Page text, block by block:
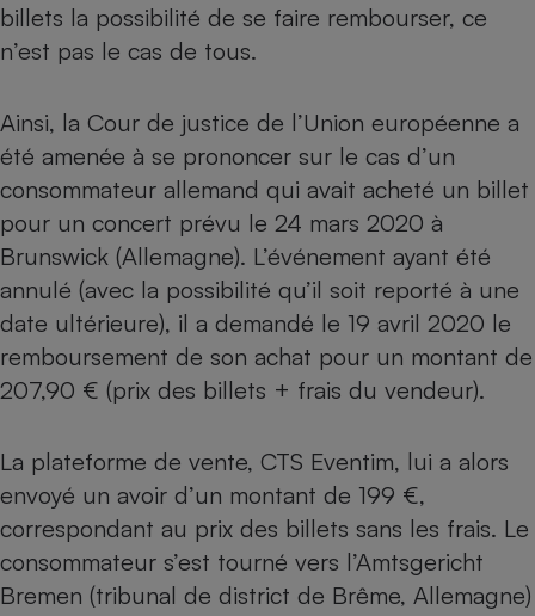
billets la possibilité de se faire rembourser, ce
n’est pas le cas de tous.
Ainsi, la Cour de justice de l’Union européenne a
été amenée à se prononcer sur le cas d’un
consommateur allemand qui avait acheté un billet
pour un concert prévu le 24 mars 2020 à
Brunswick (Allemagne). L’événement ayant été
annulé (avec la possibilité qu’il soit reporté à une
date ultérieure), il a demandé le 19 avril 2020 le
remboursement de son achat pour un montant de
207,90 € (prix des billets + frais du vendeur).
La plateforme de vente, CTS Eventim, lui a alors
envoyé un avoir d’un montant de 199 €,
correspondant au prix des billets sans les frais. Le
consommateur s’est tourné vers l’Amtsgericht
Bremen (tribunal de district de Brême, Allemagne)
bouteille
Banque
Lave-linge
Plaque de cuisson à
induction
Radiateur électrique
Climatiseur -
Ventilateur
Antimoustique